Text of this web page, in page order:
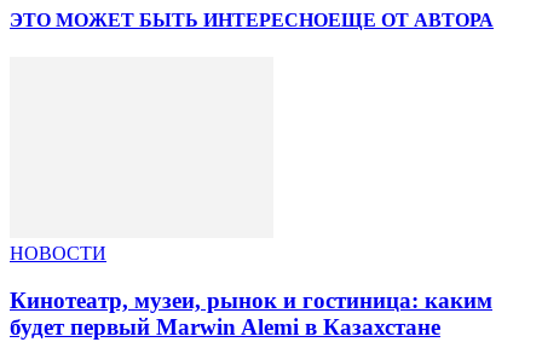
ЭТО МОЖЕТ БЫТЬ ИНТЕРЕСНОЕЩЕ ОТ АВТОРА
НОВОСТИ
Кинотеатр, музеи, рынок и гостиница: каким
будет первый Marwin Alemi в Казахстане